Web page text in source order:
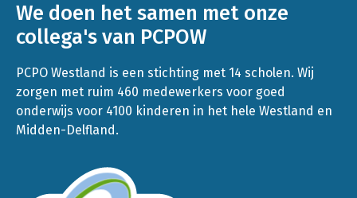
We doen het samen met onze
collega's van PCPOW
PCPO Westland is een stichting met 14 scholen. Wij
zorgen met ruim 460 medewerkers voor goed
onderwijs voor 4100 kinderen in het hele Westland en
Midden-Delfland.